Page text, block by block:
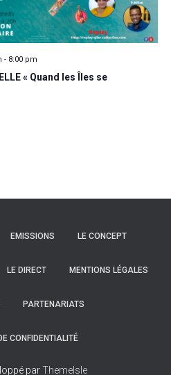
vues
- 8:00 pm
« Quand les Îles se
EMISSIONS LE CONCEPT
LE DIRECT MENTIONS LÉGALES
PARTENARIATS
CONFIDENTIALITÉ
parThemeIsle